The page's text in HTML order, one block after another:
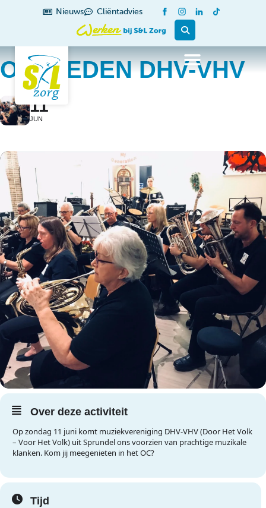
Nieuws Cliëntadvies
OPTREDEN DHV-VHV
11
JUN
Over deze activiteit
Op zondag 11 juni komt muziekvereniging DHV-VHV (Door Het Volk
– Voor Het Volk) uit Sprundel ons voorzien van prachtige muzikale
klanken. Kom jij meegenieten in het OC?
Tijd